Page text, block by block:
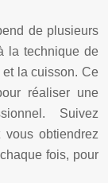
de plusieurs
la technique de
la cuisson. Ce
réaliser une
Suivez
obtiendrez
fois, pour